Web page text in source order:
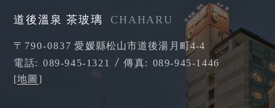
道後溫泉 茶玻璃 CHAHARU
〒790-0837 愛媛縣松山市道後湯月町4-4
電話
089-945-1321 傳真
089-945-1446
[地圖 ]